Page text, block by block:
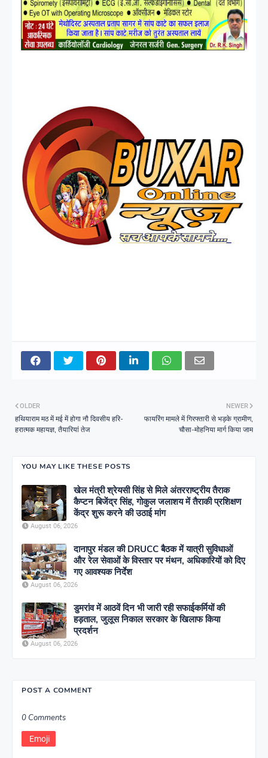
NEWER
फायरिंग मामले में गिरफ्तारी से भड़के ग्रामीण,
चौसा-मोहनिया मार्ग किया जाम
OLDER
हथियाराम मठ में मई में होगा नौ दिवसीय हरि-
हरात्मक महायज्ञ, तैयारियां तेज
YOU MAY LIKE THESE POSTS
खेल मंत्री श्रेयसी सिंह से मिले अंतरराष्ट्रीय तैराक
कैप्टन बिजेंद्र सिंह, गोकुल जलाशय में तैराकी प्रशिक्षण
केंद्र शुरू करने की उठाई मांग
August 06, 2026
दानापुर मंडल की DRUCC बैठक में यात्री सुविधाओं
और रेल सेवाओं के विस्तार पर मंथन, अधिकारियों को दिए
गए आवश्यक निर्देश
August 06, 2026
डुमरांव में आठवें दिन भी जारी रही सफाईकर्मियों की
हड़ताल, जुलूस निकाल सरकार के खिलाफ किया
प्रदर्शन
August 06, 2026
POST A COMMENT
0 Comments
Emoji